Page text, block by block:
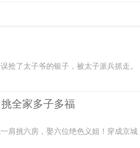
抢了太子爷的银子，被太子派兵抓走。
全家多子多福
肩挑六房，娶六位绝色义姐！穿成京城